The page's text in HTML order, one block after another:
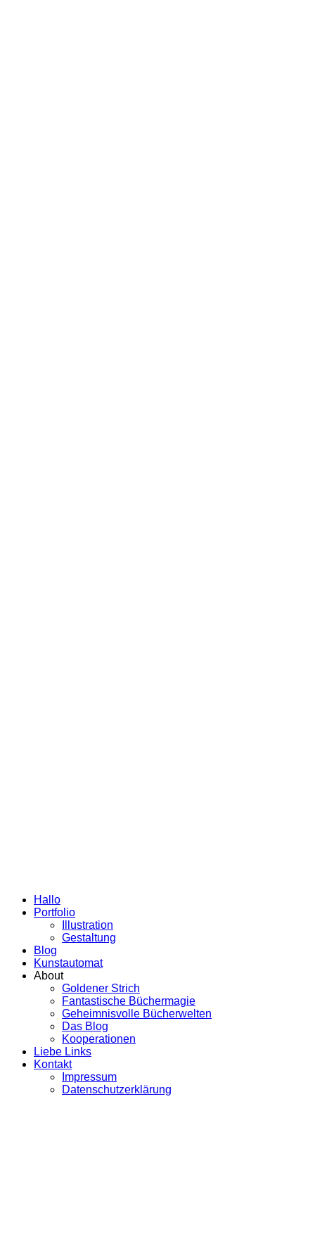
Hallo
Portfolio
Illustration
Gestaltung
Blog
Kunstautomat
About
Goldener Strich
Fantastische Büchermagie
Geheimnisvolle Bücherwelten
Das Blog
Kooperationen
Liebe Links
Kontakt
Impressum
Datenschutzerklärung